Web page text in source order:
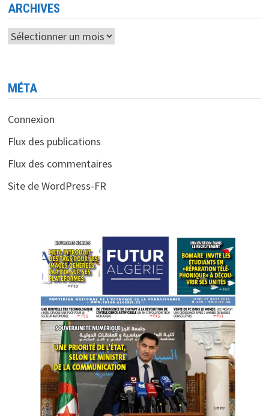
ARCHIVES
Archives
MÉTA
Connexion
Flux des publications
Flux des commentaires
Site de WordPress-FR